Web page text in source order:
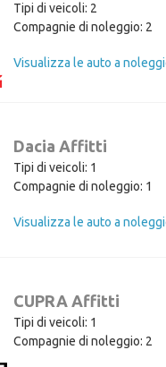
Tipi di veicoli: 2
Compagnie di noleggio: 2
Visualizza le auto a
Dacia Affitti
Tipi di veicoli: 1
Compagnie di noleggio: 1
Visualizza le auto a
CUPRA Affitti
Tipi di veicoli: 1
Compagnie di noleggio: 2